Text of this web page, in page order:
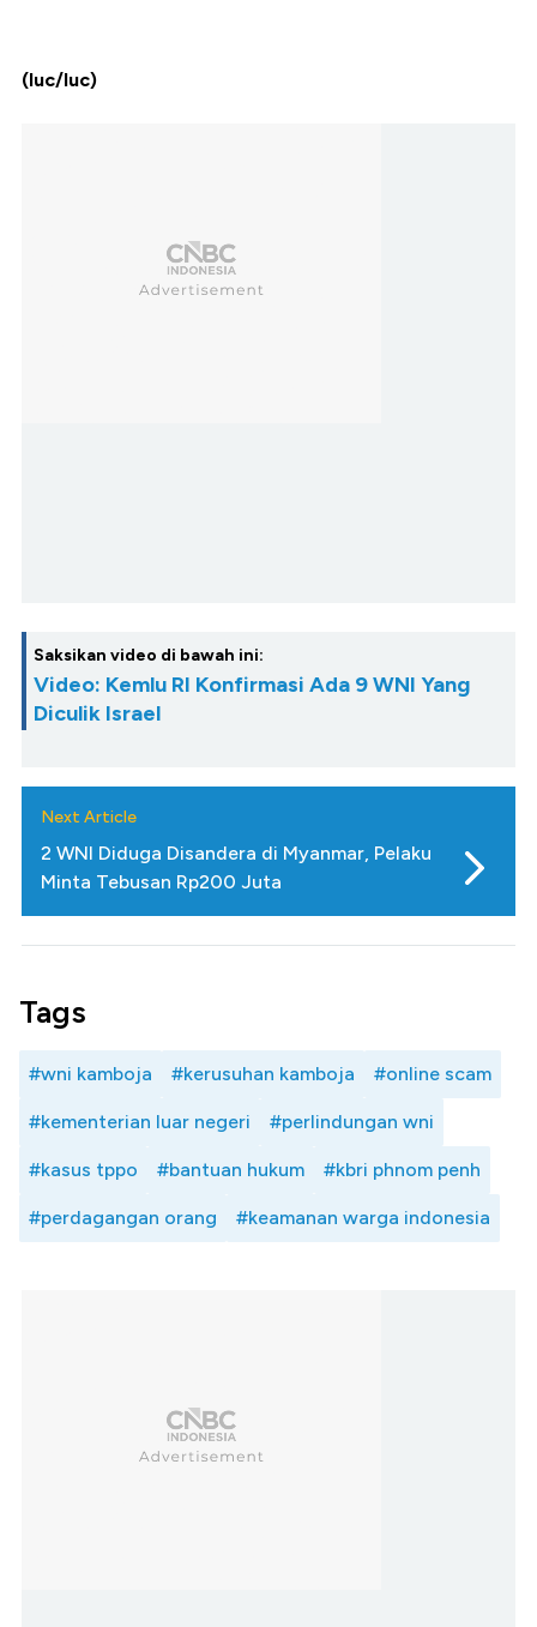
(luc/luc)
Saksikan video di bawah ini:
Video: Kemlu RI Konfirmasi Ada 9 WNI Yang
Diculik Israel
Next Article
2 WNI Diduga Disandera di Myanmar, Pelaku
Minta Tebusan Rp200 Juta
Tags
#wni kamboja #kerusuhan kamboja #online scam
#kementerian luar negeri #perlindungan wni
#kasus tppo #bantuan hukum #kbri phnom penh
#perdagangan orang #keamanan warga indonesia